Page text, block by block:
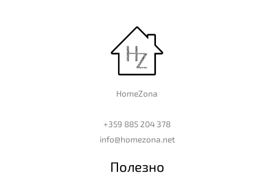
HomeZona
+359 885 204 378
info@homezona.net
Полезно